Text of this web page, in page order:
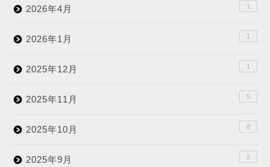
2026年4月 1
2026年1月 1
2025年12月 1
2025年11月 5
2025年10月 8
2025年9月 2